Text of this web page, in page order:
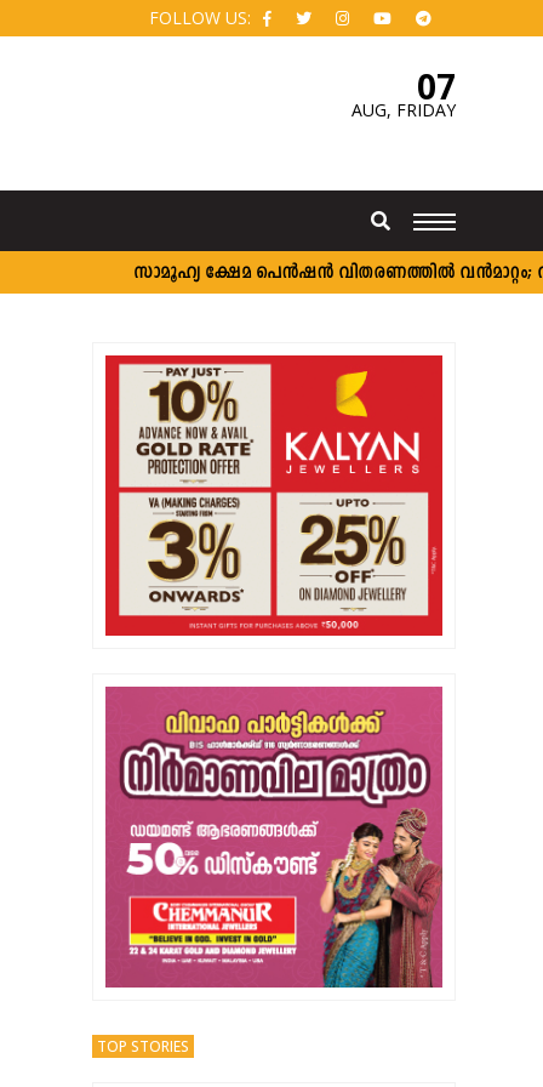
FOLLOW US:
07
AUG, FRIDAY
സാമൂഹ്യ ക്ഷേമ പെൻഷൻ വിതരണത്തിൽ വൻമാറ്റം;
TOP STORIES